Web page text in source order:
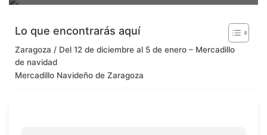
Lo que encontrarás aquí
Zaragoza / Del 12 de diciembre al 5 de enero – Mercadillo
de navidad
Mercadillo Navideño de Zaragoza